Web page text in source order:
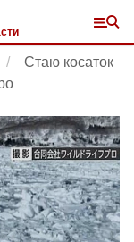
Стаю косаток